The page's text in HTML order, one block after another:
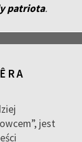
patriota.
jest